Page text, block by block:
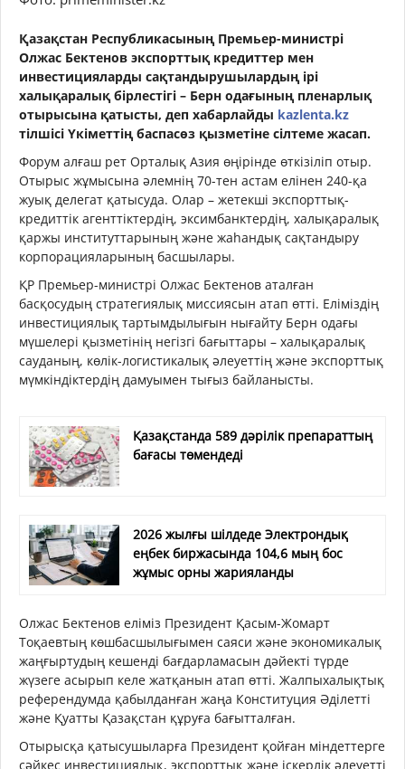
Қазақстан Республикасының Премьер-министрі
Олжас Бектенов экспорттық кредиттер мен
инвестицияларды сақтандырушылардың ірі
халықаралық бірлестігі – Берн одағының пленарлық
отырысына қатысты, деп хабарлайды kazlenta.kz
тілшісі Үкіметтің баспасөз қызметіне сілтеме жасап.
Форум алғаш рет Орталық Азия өңірінде өткізіліп отыр.
Отырыс жұмысына әлемнің 70-тен астам елінен 240-қа
жуық делегат қатысуда. Олар – жетекші экспорттық-
кредиттік агенттіктердің, эксимбанктердің, халықаралық
қаржы институттарының және жаһандық сақтандыру
корпорацияларының басшылары.
ҚР Премьер-министрі Олжас Бектенов аталған
басқосудың стратегиялық миссиясын атап өтті. Еліміздің
инвестициялық тартымдылығын нығайту Берн одағы
мүшелері қызметінің негізгі бағыттары – халықаралық
сауданың, көлік-логистикалық әлеуеттің және экспорттық
мүмкіндіктердің дамуымен тығыз байланысты.
Қазақстанда 589 дәрілік препараттың
бағасы төмендеді
2026 жылғы шілдеде Электрондық
еңбек биржасында 104,6 мың бос
жұмыс орны жарияланды
Олжас Бектенов еліміз Президент Қасым-Жомарт
Тоқаевтың көшбасшылығымен саяси және экономикалық
жаңғыртудың кешенді бағдарламасын дәйекті түрде
жүзеге асырып келе жатқанын атап өтті. Жалпыхалықтық
референдумда қабылданған жаңа Конституция Әділетті
және Қуатты Қазақстан құруға бағытталған.
Отырысқа қатысушыларға Президент қойған міндеттерге
сәйкес инвестициялық, экспорттық және іскерлік әлеуетті